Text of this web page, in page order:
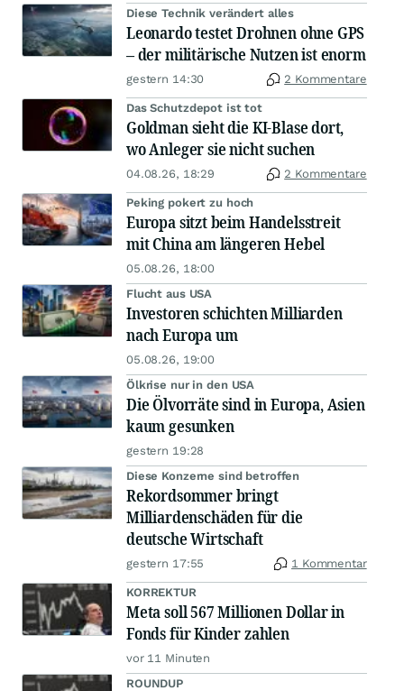
Diese Technik verändert alles
Leonardo testet Drohnen ohne GPS
– der militärische Nutzen ist enorm
gestern 14:30 2 Kommentare
Das Schutzdepot ist tot
Goldman sieht die KI-Blase dort,
wo Anleger sie nicht suchen
04.08.26, 18:29 2 Kommentare
Peking pokert zu hoch
Europa sitzt beim Handelsstreit
mit China am längeren Hebel
05.08.26, 18:00
Flucht aus USA
Investoren schichten Milliarden
nach Europa um
05.08.26, 19:00
Ölkrise nur in den USA
Die Ölvorräte sind in Europa, Asien
kaum gesunken
gestern 19:28
Diese Konzerne sind betroffen
Rekordsommer bringt
Milliardenschäden für die
deutsche Wirtschaft
gestern 17:55 1 Kommentar
KORREKTUR
Meta soll 567 Millionen Dollar in
Fonds für Kinder zahlen
vor 11 Minuten
ROUNDUP